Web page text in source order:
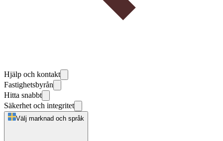
Hjälp och kontakt
Fastighetsbyrån
Hitta snabbt
Säkerhet och integritet
Välj marknad och språk